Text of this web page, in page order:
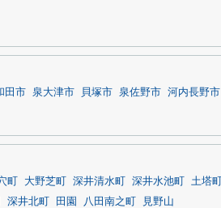
田市 泉大津市 貝塚市 泉佐野市 河内長野市
町 大野芝町 深井清水町 深井水池町 土塔町
深井北町 田園 八田南之町 見野山